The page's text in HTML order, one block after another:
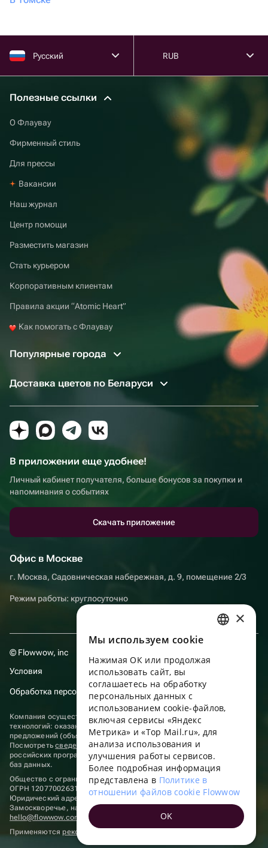
Русский RUB
Полезные ссылки
О Флаувау
Фирменный стиль
Для прессы
Вакансии
Наш журнал
Центр помощи
Разместить магазин
Стать курьером
Корпоративным клиентам
Правила акции “Atomic Heart”
Как помогать с Флаувау
Популярные города
Доставка цветов по Беларуси
В приложении еще удобнее!
Личный кабинет получателя, больше бонусов за покупки и
напоминания о событиях
Скачать приложение
Офис в Москве
г. Москва, Садовническая набережная, д. 9, помещение 2/3
Режим работы: круглосуточно
© Flowwow, inc
Условия
Обработка персональных данных
Компания осуществляет деятельность в области информационных
технологий: оказание услуг в сети “Интернет” по размещению
предложений (объявлений) продавцов о реализации товаров.
Посмотретьсведения о программах, включенных в реестр
российских программ для электронных вычислительных машин и
баз данных.
Общество с ограниченной ответственностью «ФЛАУВАУ»
ОГРН 1207700263198, ИНН 9702020445
Юридический адрес: г. Москва, вн.тер. г. Муниципальный округ
Замоскворечье, наб. Садовническая, д. 9, помещ. 2/3.
hello@flowwow.com
8 800 555-16-15
Применяютсярекомендательные технологии
ENGLISH
UKRAINIAN
PORTUGUESE
FRENCH
TURKISH
POLISH
×
Мы используем сookie
Нажимая ОК или продолжая
использовать сайт, вы
соглашаетесь на обработку
персональных данных с
использованием cookie-файлов,
включая сервисы «Яндекс
Метрика» и «Top Mail.ru», для
анализа использования и
улучшения работы сервисов.
Более подробная информация
представлена в Политике в
отношении файлов cookie Flowwow
OK